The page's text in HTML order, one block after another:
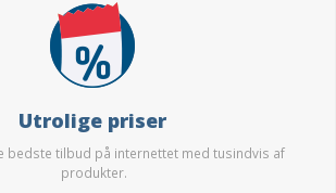
Utrolige priser
bedste tilbud på internettet med tusindvis af
produkter.